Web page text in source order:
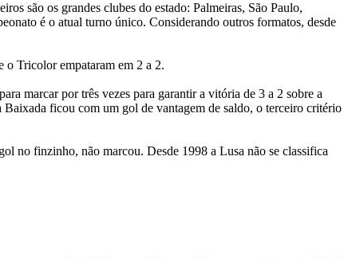
são os grandes clubes do estado: Palmeiras, São Paulo,
é o atual turno único. Considerando outros formatos, desde
o Tricolor empataram em 2 a 2.
marcar por três vezes para garantir a vitória de 3 a 2 sobre a
ficou com um gol de vantagem de saldo, o terceiro critério
no finzinho, não marcou. Desde 1998 a Lusa não se classifica